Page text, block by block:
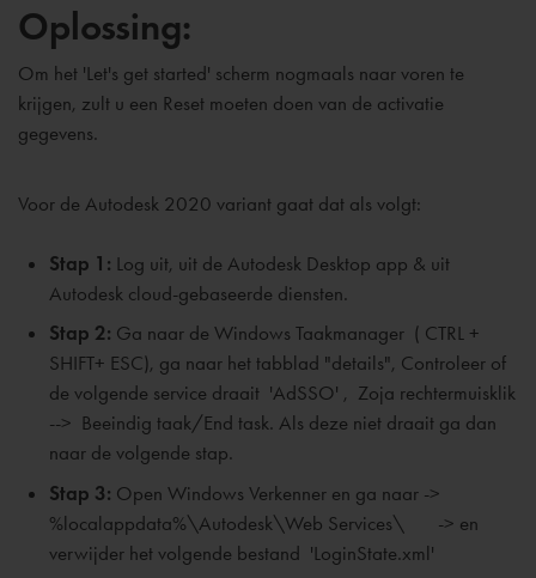
Oplossing:
Om het 'Let's get started' scherm nogmaals naar voren te
krijgen, zult u een Reset moeten doen van de activatie
gegevens.
Voor de Autodesk 2020 variant gaat dat als volgt:
Stap 1: Log uit, uit de Autodesk Desktop app & uit
Autodesk cloud-gebaseerde diensten.
Stap 2: Ga naar de Windows Taakmanager ( CTRL +
SHIFT+ ESC), ga naar het tabblad "details", Controleer of
de volgende service draait 'AdSSO' , Zoja rechtermuisklik
--> Beeindig taak/End task. Als deze niet draait ga dan
naar de volgende stap.
Stap 3: Open Windows Verkenner en ga naar ->
%localappdata%\Autodesk\Web Services\ -> en
verwijder het volgende bestand 'LoginState.xml'